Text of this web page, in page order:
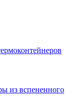
из вспененного